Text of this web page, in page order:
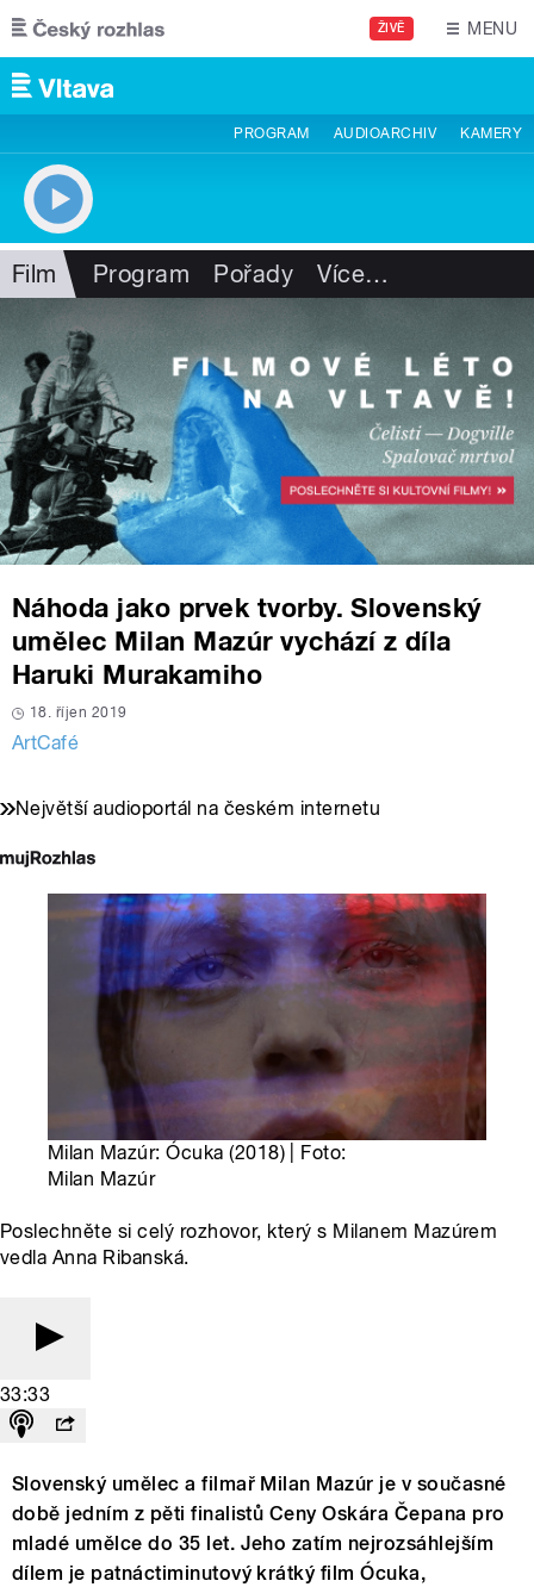
Přejít k hlavnímu obsahu
ŽIVĚ MENU
PROGRAM AUDIOARCHIV KAMERY
Film Program Pořady Více…
Náhoda jako prvek tvorby. Slovenský
umělec Milan Mazúr vychází z díla
Haruki Murakamiho
18. říjen 2019
ArtCafé
Největší audioportál na českém internetu
Milan Mazúr: Ócuka (2018) | Foto:
Milan Mazúr
Poslechněte si celý rozhovor, který s Milanem Mazúrem
vedla Anna Ribanská.
33:33
Slovenský umělec a filmař Milan Mazúr je v současné
době jedním z pěti finalistů Ceny Oskára Čepana pro
mladé umělce do 35 let. Jeho zatím nejrozsáhlejším
dílem je patnáctiminutový krátký film Ócuka,